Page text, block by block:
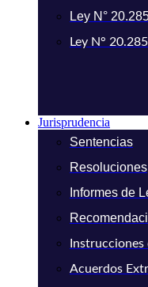
Ley N°
Ley N° 20.285
Jurisprudencia
Sentencias
Resoluciones
Informes de
Instrucciones
Acuerdos